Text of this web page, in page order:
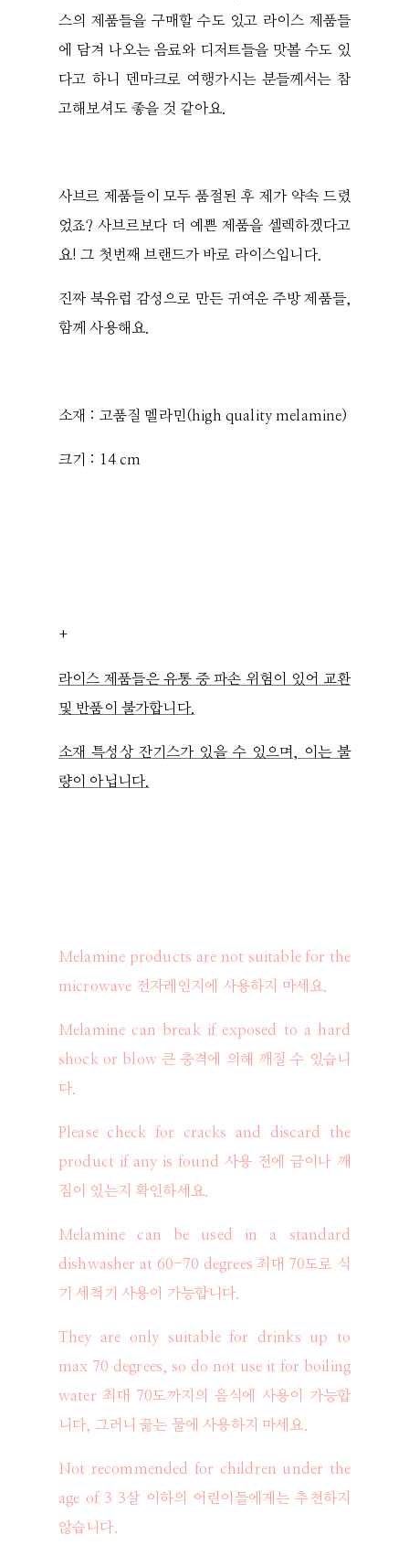
스의 제품들을 구매할 수도 있고 라이스 제품들
에 담겨 나오는 음료와 디저트들을 맛볼 수도 있
다고 하니 덴마크로 여행가시는 분들께서는 참
고해보셔도 좋을 것 같아요.
사브르 제품들이 모두 품절된 후 제가 약속 드렸
었죠? 사브르보다 더 예쁜 제품을 셀렉하겠다고
요! 그 첫번째 브랜드가 바로 라이스입니다.
진짜 북유럽 감성으로 만든 귀여운 주방 제품들,
함께 사용해요.
소재 : 고품질 멜라민(high quality melamine)
크기 : 14 cm
+
라이스 제품들은 유통 중 파손 위험이 있어 교환
및 반품이 불가합니다.
소재 특성상 잔기스가 있을 수 있으며, 이는 불
량이 아닙니다.
Melamine products are not suitable for the
microwave 전자레인지에 사용하지 마세요.
Melamine can break if exposed to a hard
shock or blow 큰 충격에 의해 깨질 수 있습니
다.
Please check for cracks and discard the
product if any is found 사용 전에 금이나 깨
짐이 있는지 확인하세요.
Melamine can be used in a standard
dishwasher at 60-70 degrees 최대 70도로 식
기 세척기 사용이 가능합니다.
They are only suitable for drinks up to
max 70 degrees, so do not use it for boiling
water 최대 70도까지의 음식에 사용이 가능합
니다, 그러니 끓는 물에 사용하지 마세요.
Not recommended for children under the
age of 3 3살 이하의 어린이들에게는 추천하지
않습니다.